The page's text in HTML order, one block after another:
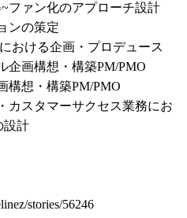
~ファン化のアプローチ設計
ンの策定
における企画・プロデュース
企画構想・構築PM/PMO
構想・構築PM/PMO
カスタマーサクセス業務にお
設計
stories/56246